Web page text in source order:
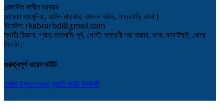
রেজাউল কারীম আবরার
জামেয়া মাহমুদিয়া, হামিদ টাওয়ার, কাজলা ব্রীজ, যাত্রবাড়ি ঢাকা।
ইমেইল: rkabrarbd@gmail.com
স্থায়ী ঠিকানা: গ্রাম: তালবাড়ি পূর্ব, পোস্ট: কল্যাণী নয়া বাজার, থানা: কানাইঘাট, জেলা:
সিলেট।
গুরুত্বপূর্ণ ওয়েব সাইট
দারুল উলুম দেওবন্দ মুফতি তাকি উসমানী